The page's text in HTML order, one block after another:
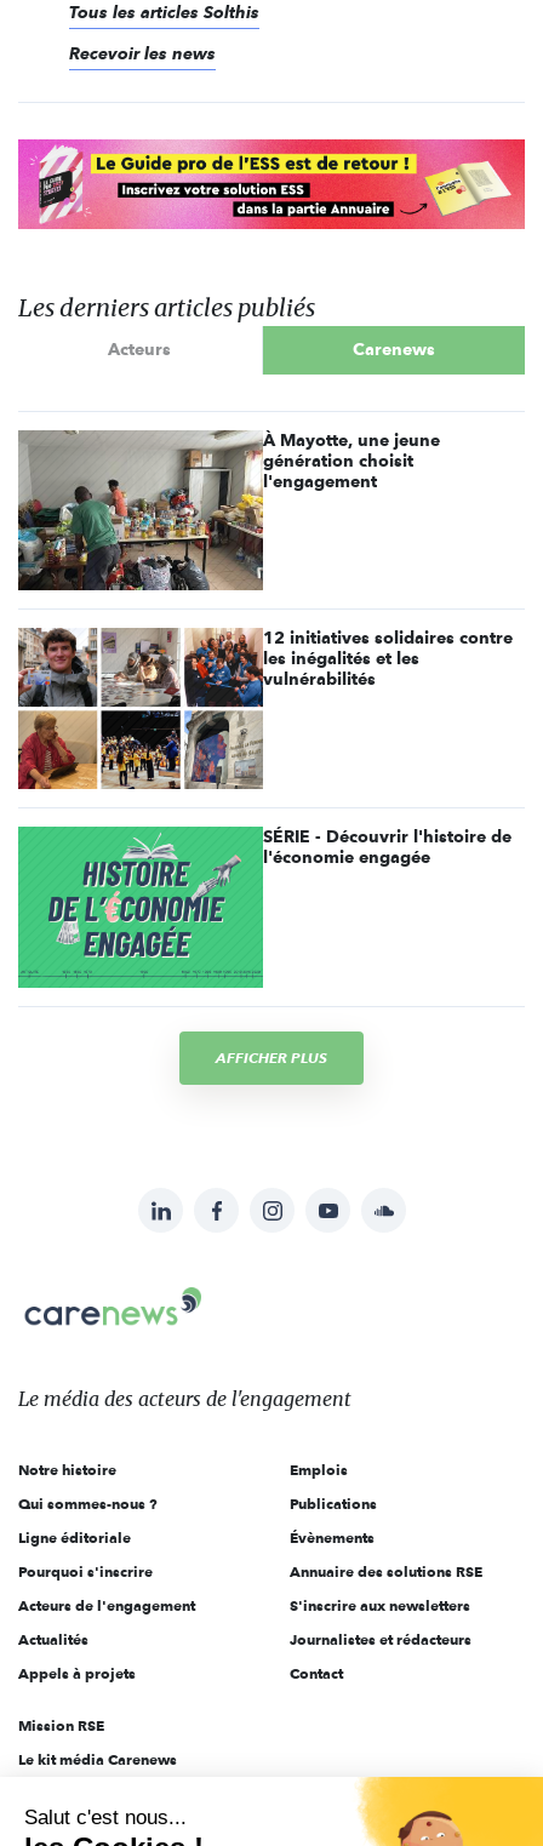
Tous les articles Solthis
Recevoir les news
Les derniers articles publiés
Acteurs Carenews
À Mayotte, une jeune
génération choisit
l'engagement
12 initiatives solidaires contre
les inégalités et les
vulnérabilités
SÉRIE - Découvrir l'histoire de
l'économie engagée
AFFICHER PLUS
sur:
LinkedInFacebookInstagramYouTubeSoundcloud
Carenews,
Le
des
l'engagement
Le média des acteurs de l'engagement
Notre histoire
Qui sommes-nous ?
Ligne éditoriale
Pourquoi s'inscrire
Acteurs de l'engagement
Actualités
Appels à projets
Emplois
Publications
Évènements
Annuaire des solutions RSE
S'inscrire aux newsletters
Journalistes et rédacteurs
Contact
Mission RSE
Le kit média Carenews
AEF info
Salut c'est nous...